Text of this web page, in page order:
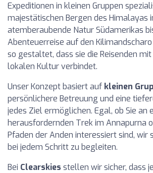
Expeditionen in kleinen Gruppen
majestätischen Bergen des Himalayas
atemberaubende Natur Südamerikas
Abenteuerreise auf den Kilimandscharo
so gestaltet, dass sie die Reisenden
lokalen Kultur verbindet.
Unser Konzept basiert auf kleinen
persönlichere Betreuung und eine
jedes Ziel ermöglichen. Egal, ob Sie an
herausfordernden Trek im Annapurna
Pfaden der Anden interessiert sind, wir
bei jedem Schritt zu begleiten.
Bei Clearskies stellen wir sicher, dass